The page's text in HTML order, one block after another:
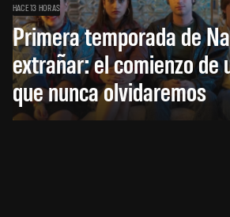
HACE 13 HORAS
Primera temporada de
extrañar: el comienzo de
que nunca olvidaremos